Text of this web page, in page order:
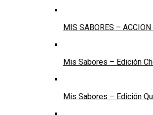
MIS SABORES – ACCION
Mis Sabores – Edición
Mis Sabores – Edición